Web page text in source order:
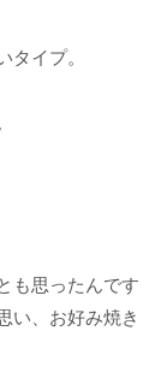
タイプ。
も思ったんです
い、お好み焼き